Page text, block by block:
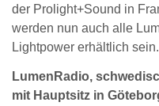
der Prolight+Sound in
werden nun auch alle
Lightpower erhältlich sein.
LumenRadio,
mit Hauptsitz in